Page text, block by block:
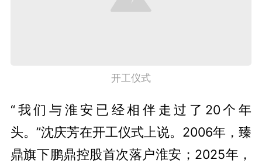
开工仪式
“我们与淮安已经相伴走过了20个年
头。”沈庆芳在开工仪式上说。2006年，臻
鼎旗下鹏鼎控股首次落户淮安；2025年，